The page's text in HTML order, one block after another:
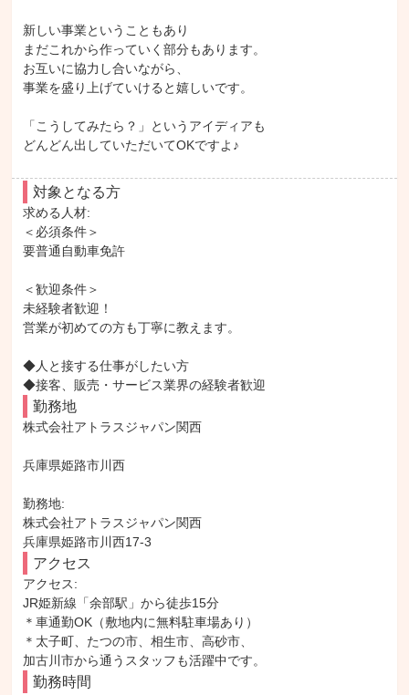
新しい事業ということもあり
まだこれから作っていく部分もあります。
お互いに協力し合いながら、
事業を盛り上げていけると嬉しいです。
「こうしてみたら？」というアイディアも
どんどん出していただいてOKですよ♪
対象となる方
求める人材:
＜必須条件＞
要普通自動車免許
＜歓迎条件＞
未経験者歓迎！
営業が初めての方も丁寧に教えます。
◆人と接する仕事がしたい方
◆接客、販売・サービス業界の経験者歓迎
勤務地
株式会社アトラスジャパン関西
兵庫県姫路市川西
勤務地:
株式会社アトラスジャパン関西
兵庫県姫路市川西17-3
アクセス
アクセス:
JR姫新線「余部駅」から徒歩15分
＊車通勤OK（敷地内に無料駐車場あり）
＊太子町、たつの市、相生市、高砂市、
加古川市から通うスタッフも活躍中です。
勤務時間